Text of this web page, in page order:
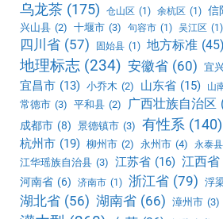
乌龙茶 (175) 仓山区 (1) 余杭区 (1) 信
兴山县 (2) 十堰市 (3) 句容市 (1) 吴江区 (1)
四川省 (57) 固始县 (1) 地方标准 (45)
地理标志 (234) 安徽省 (60) 宜
宜昌市 (13) 小乔木 (2) 山东省 (15) 山
常德市 (3) 平和县 (2) 广西壮族自治区
成都市 (8) 景德镇市 (3) 有性系 (140)
杭州市 (19) 柳州市 (2) 永州市 (4) 永泰县
江华瑶族自治县 (3) 江苏省 (16) 江西省
河南省 (6) 济南市 (1) 浙江省 (79) 浮
湖北省 (56) 湖南省 (66) 漳州市 (3)